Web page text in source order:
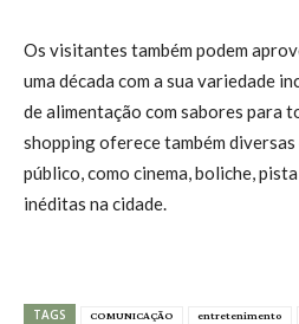
Os visitantes também podem
uma década com a sua variedade
de alimentação com sabores para
shopping oferece também
público, como cinema, boliche,
inéditas na cidade.
TAGS COMUNICAÇÃO entretenimento